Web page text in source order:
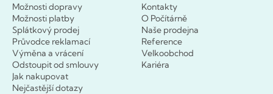
Možnosti dopravy
Možnosti platby
Splátkový prodej
Průvodce reklamací
Výměna a vrácení
Odstoupit od smlouvy
Jak nakupovat
Nejčastější dotazy
Kontakty
O Počítárně
Naše prodejna
Reference
Velkoobchod
Kariéra